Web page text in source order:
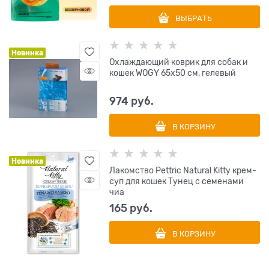
ВЫБРАТЬ
Новинка
Охлаждающий коврик для собак и
кошек WOGY 65х50 см, гелевый
974 руб.
В КОРЗИНУ
Новинка
Лакомство Pettric Natural Kitty крем-
суп для кошек Тунец с семенами
чиа
165 руб.
В КОРЗИНУ